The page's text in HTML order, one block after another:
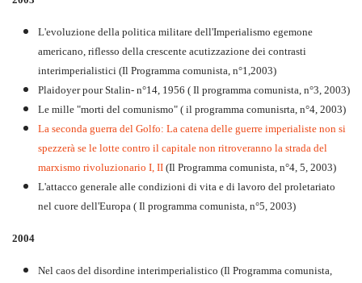
L'evoluzione della politica militare dell'Imperialismo egemone
americano, riflesso della crescente acutizzazione dei contrasti
interimperialistici (Il Programma comunista, n°1,2003)
Plaidoyer pour Stalin- n°14, 1956 ( Il programma comunista, n°3, 2003)
Le mille "morti del comunismo" ( il programma comunisrta, n°4, 2003)
La seconda guerra del Golfo: La catena delle guerre imperialiste non si
spezzerà se le lotte contro il capitale non ritroveranno la strada del
marxismo rivoluzionario I, II (Il Programma comunista, n°4, 5, 2003)
L'attacco generale alle condizioni di vita e di lavoro del proletariato
nel cuore dell'Europa ( Il programma comunista, n°5, 2003)
2004
Nel caos del disordine interimperialistico (Il Programma comunista,